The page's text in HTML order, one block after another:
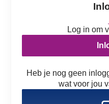
Log in om
Heb je nog geen
wat voor jou